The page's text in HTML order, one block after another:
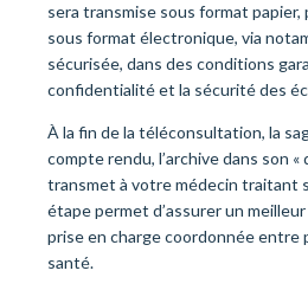
sera transmise sous format papier,
sous format électronique, via
sécurisée, dans des conditions
confidentialité et la sécurité des
À la fin de la téléconsultation, la
compte rendu, l’archive dans son
transmet à votre médecin traitant
étape permet d’assurer un
prise en charge coordonnée entre
santé.